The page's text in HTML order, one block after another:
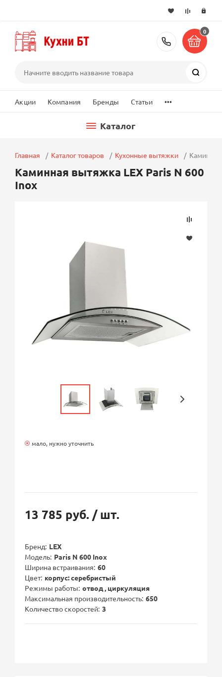
+7 (495)
0
Акции Компания Бренды Статьи ...
Каталог
Главная Каталог товаров Кухонные вытяжки
Каминная вытяжка LEX Paris N 600
Inox
мало, нужно уточнить
13 785 руб. / шт.
Бренд LEX
Модель Paris N 600 Inox
Ширина встраивания 60
Цвет корпус: серебристый
Режимы работы отвод , циркуляция
Максимальная производительность 650
Количество скоростей 3